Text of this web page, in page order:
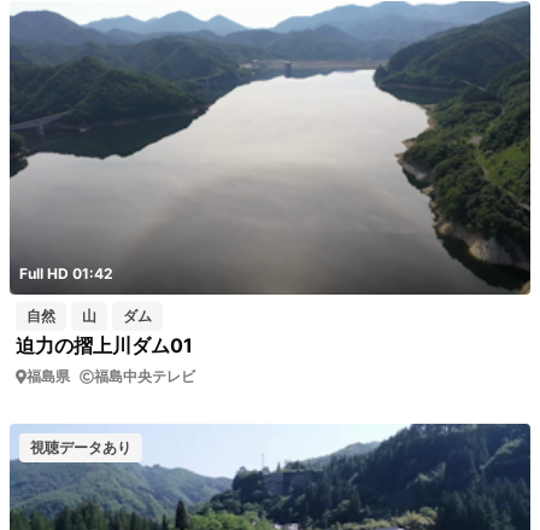
Full HD 01:42
自然 山 ダム
迫力の摺上川ダム01
福島県 福島中央テレビ
視聴データあり